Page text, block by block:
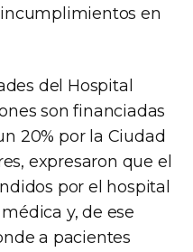
en
del Hospital
son financiadas
20% por la Ciudad
expresaron que el
por el hospital
y, de ese
a pacientes